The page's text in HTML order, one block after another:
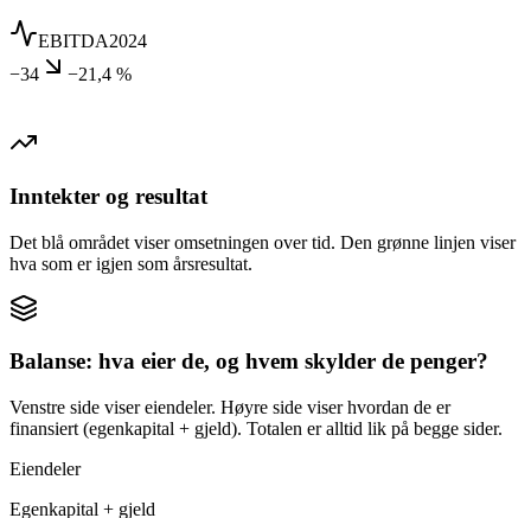
EBITDA2024
−34
−21,4 %
Inntekter og resultat
Det blå området viser omsetningen over tid. Den grønne linjen viser
hva som er igjen som årsresultat.
Balanse: hva eier de, og hvem skylder de penger?
Venstre side viser eiendeler. Høyre side viser hvordan de er
finansiert (egenkapital + gjeld). Totalen er alltid lik på begge sider.
Eiendeler
Egenkapital + gjeld